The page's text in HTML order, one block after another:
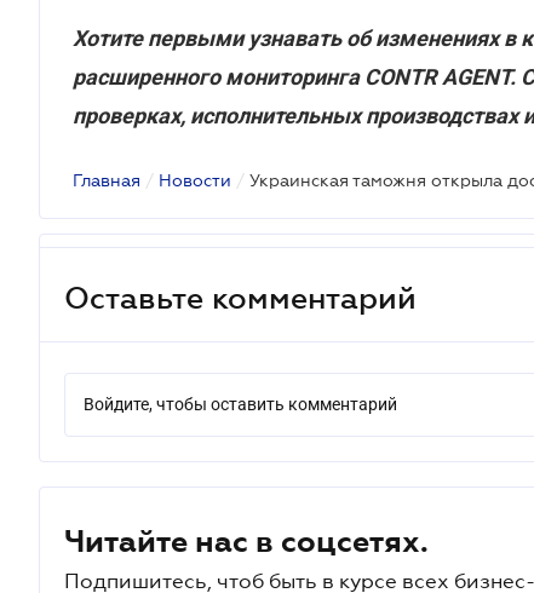
Хотите первыми узнавать об изменениях в
расширенного мониторинга CONTR
проверках, исполнительных производствах
Главная / Новости / Украинская таможня открыла
Оставьте комментарий
Войдите, чтобы оставить комментарий
Читайте нас в соцсетях.
Подпишитесь, чтоб быть в курсе всех